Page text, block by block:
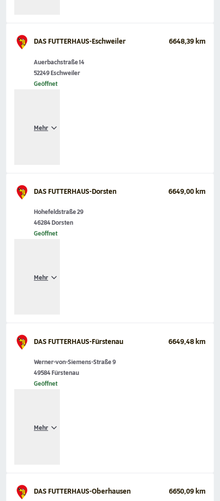
DAS FUTTERHAUS-Eschweiler 6648,39 km
Auerbachstraße 14
52249 Eschweiler
Geöffnet
Mehr
DAS FUTTERHAUS-Dorsten 6649,00 km
Hohefeldstraße 29
46284 Dorsten
Geöffnet
Mehr
DAS FUTTERHAUS-Fürstenau 6649,48 km
Werner-von-Siemens-Straße 9
49584 Fürstenau
Geöffnet
Mehr
DAS FUTTERHAUS-Oberhausen 6650,09 km